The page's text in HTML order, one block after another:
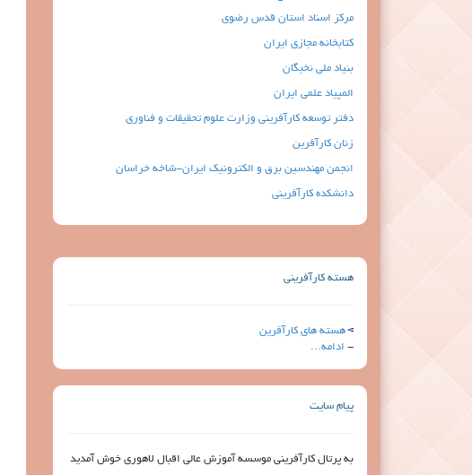
مرکز اسناد استان قدس رضوی
کتابخانه مجازی ایران
بنیاد ملی نخبگان
المپیاد علمی ایران
دفتر توسعه کارآفرینی وزارت علوم تحقیقات و فناوری
زنان کارآفرین
انجمن مهندسین برق و الکترونیک ایران-شاخه خراسان
دانشکده کارآفرینی
هسته کارآفرینی
هسته های کارآفرین
- ادامه...
پیام سایت
به پرتال کارآفرینی موسسه آموزش عالی اقبال لاهوری خوش آمدید